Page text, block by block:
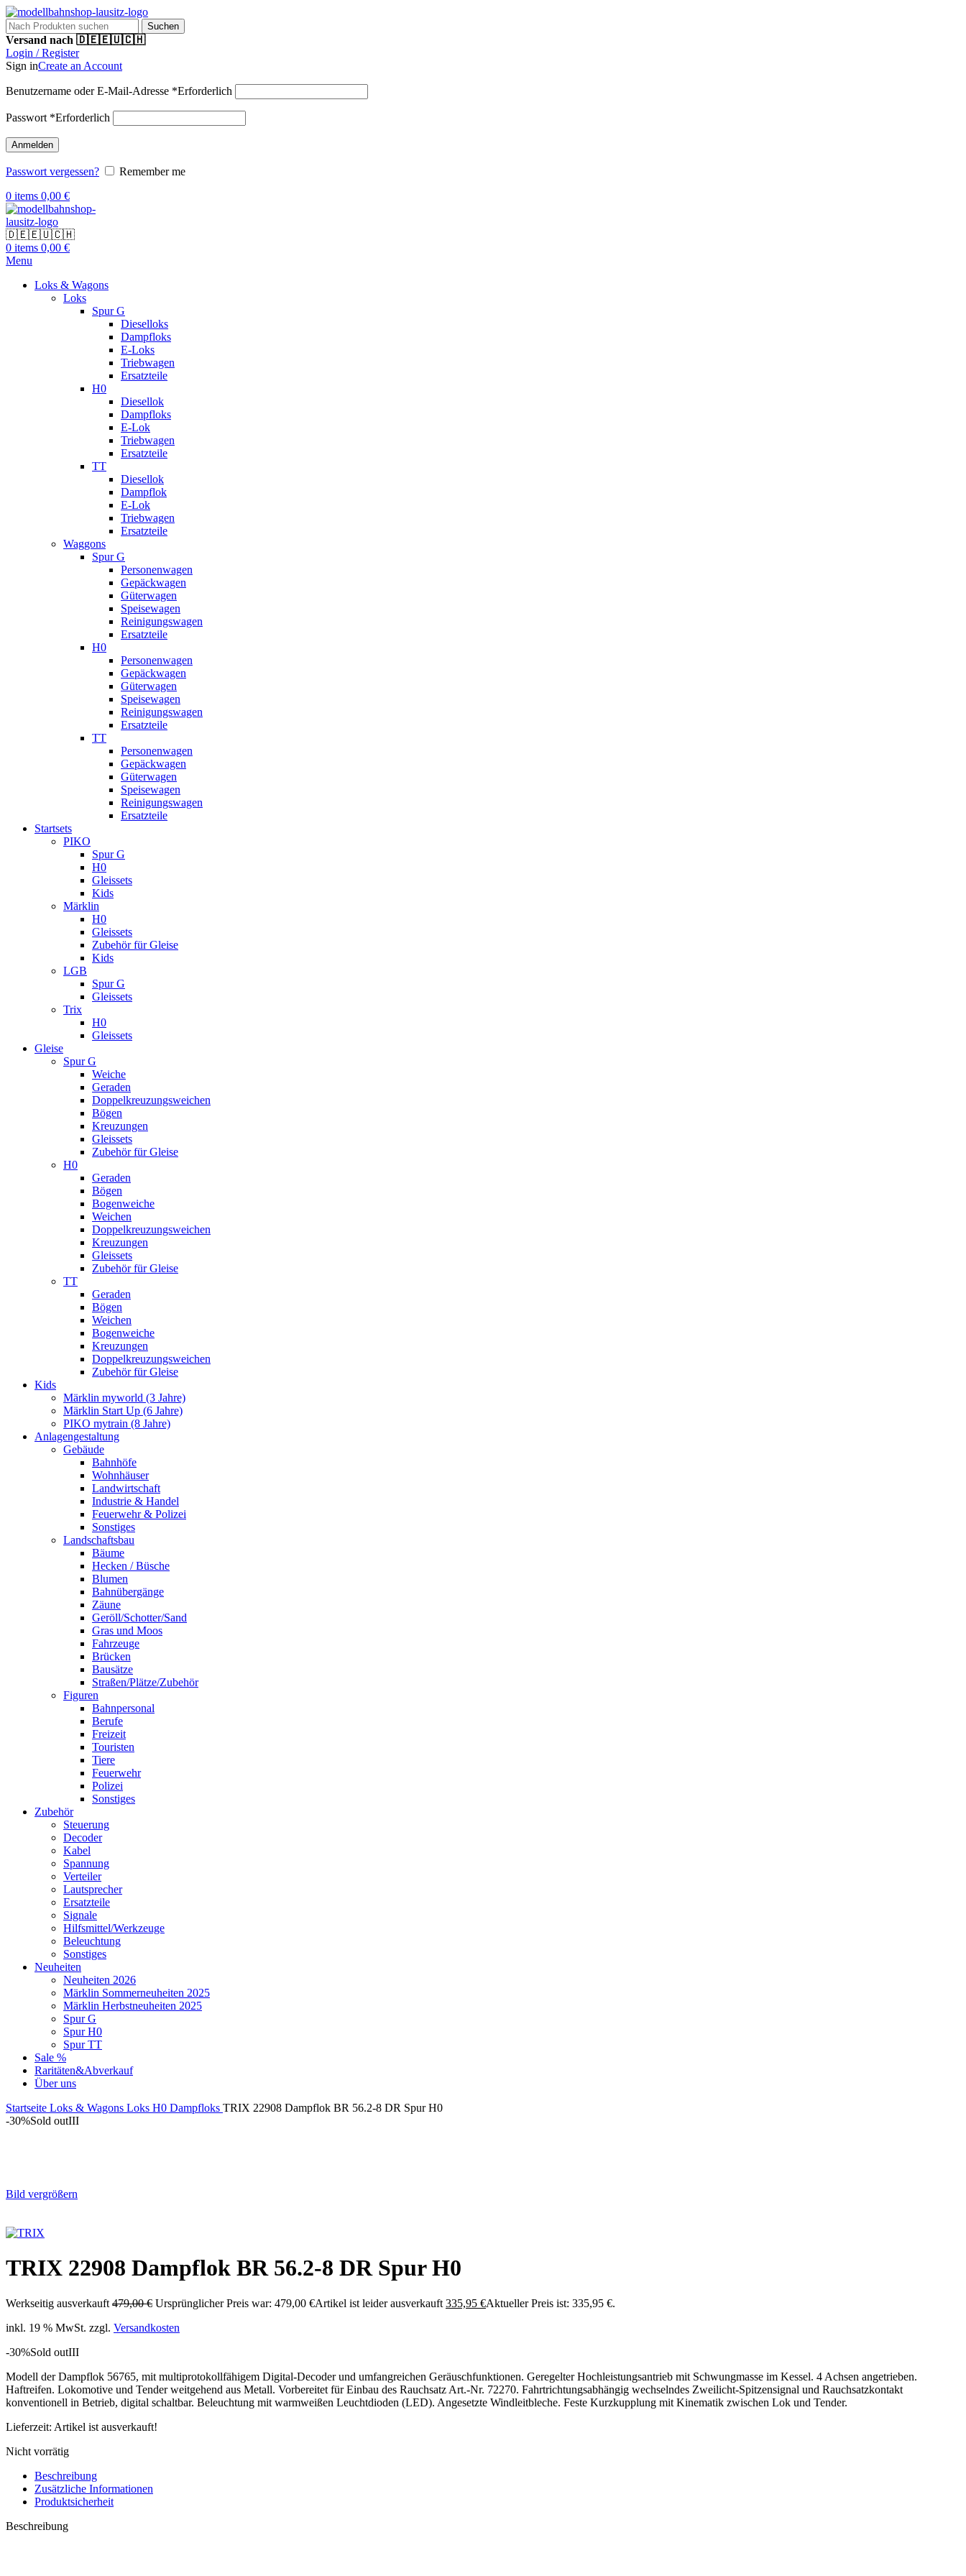
Suchen
Versand nach 🇩🇪🇪🇺🇨🇭
Login / Register
Sign inCreate an Account
Benutzername oder E-Mail-Adresse *Erforderlich
Passwort *Erforderlich
Anmelden
Passwort vergessen?
Remember me
0 items 0,00 €
🇩🇪🇪🇺🇨🇭
0 items 0,00 €
Menu
Loks & Wagons
Loks
Spur G
Dieselloks
Dampfloks
E-Loks
Triebwagen
Ersatzteile
H0
Diesellok
Dampfloks
E-Lok
Triebwagen
Ersatzteile
TT
Diesellok
Dampflok
E-Lok
Triebwagen
Ersatzteile
Waggons
Spur G
Personenwagen
Gepäckwagen
Güterwagen
Speisewagen
Reinigungswagen
Ersatzteile
H0
Personenwagen
Gepäckwagen
Güterwagen
Speisewagen
Reinigungswagen
Ersatzteile
TT
Personenwagen
Gepäckwagen
Güterwagen
Speisewagen
Reinigungswagen
Ersatzteile
Startsets
PIKO
Spur G
H0
Gleissets
Kids
Märklin
H0
Gleissets
Zubehör für Gleise
Kids
LGB
Spur G
Gleissets
Trix
H0
Gleissets
Gleise
Spur G
Weiche
Geraden
Doppelkreuzungsweichen
Bögen
Kreuzungen
Gleissets
Zubehör für Gleise
H0
Geraden
Bögen
Bogenweiche
Weichen
Doppelkreuzungsweichen
Kreuzungen
Gleissets
Zubehör für Gleise
TT
Geraden
Bögen
Weichen
Bogenweiche
Kreuzungen
Doppelkreuzungsweichen
Zubehör für Gleise
Kids
Märklin myworld (3 Jahre)
Märklin Start Up (6 Jahre)
PIKO mytrain (8 Jahre)
Anlagengestaltung
Gebäude
Bahnhöfe
Wohnhäuser
Landwirtschaft
Industrie & Handel
Feuerwehr & Polizei
Sonstiges
Landschaftsbau
Bäume
Hecken / Büsche
Blumen
Bahnübergänge
Zäune
Geröll/Schotter/Sand
Gras und Moos
Fahrzeuge
Brücken
Bausätze
Straßen/Plätze/Zubehör
Figuren
Bahnpersonal
Berufe
Freizeit
Touristen
Tiere
Feuerwehr
Polizei
Sonstiges
Zubehör
Steuerung
Decoder
Kabel
Spannung
Verteiler
Lautsprecher
Ersatzteile
Signale
Hilfsmittel/Werkzeuge
Beleuchtung
Sonstiges
Neuheiten
Neuheiten 2026
Märklin Sommerneuheiten 2025
Märklin Herbstneuheiten 2025
Spur G
Spur H0
Spur TT
Sale %
Raritäten&Abverkauf
Über uns
Startseite Loks & Wagons Loks H0 Dampfloks TRIX 22908 Dampflok BR 56.2-8 DR Spur H0
-30%Sold outIII
Bild vergrößern
TRIX 22908 Dampflok BR 56.2-8 DR Spur H0
Werkseitig ausverkauft 479,00€ Ursprünglicher Preis war: 479,00 €Artikel ist leider ausverkauft 335,95 €Aktueller Preis ist: 335,95 €.
inkl. 19 % MwSt. zzgl. Versandkosten
-30%Sold outIII
Modell der Dampflok 56765, mit multiprotokollfähigem Digital-Decoder und umfangreichen Geräuschfunktionen. Geregelter Hochleistungsantrieb mit Schwungmasse im Kessel. 4 Achsen angetrieben.
Haftreifen. Lokomotive und Tender weitgehend aus Metall. Vorbereitet für Einbau des Rauchsatz Art.-Nr. 72270. Fahrtrichtungsabhängig wechselndes Zweilicht-Spitzensignal und Rauchsatzkontakt
konventionell in Betrieb, digital schaltbar. Beleuchtung mit warmweißen Leuchtdioden (LED). Angesetzte Windleitbleche. Feste Kurzkupplung mit Kinematik zwischen Lok und Tender.
Lieferzeit: Artikel ist ausverkauft!
Nicht vorrätig
Beschreibung
Zusätzliche Informationen
Produktsicherheit
Beschreibung